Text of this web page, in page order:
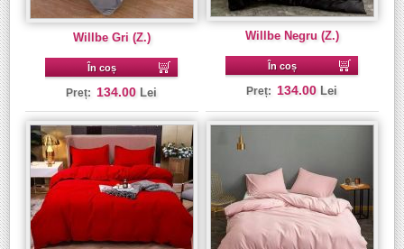
Willbe Gri (Z.)
În coș
Preț: 134.00 Lei
Willbe Negru (Z.)
În coș
Preț: 134.00 Lei